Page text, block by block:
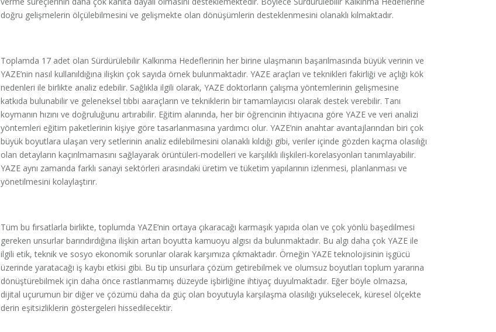
doğru gelişmelerin ölçülebilmesini ve gelişmekte olan dönüşümlerin desteklenmesini olanaklı kılmaktadır.
Toplamda 17 adet olan Sürdürülebilir Kalkınma Hedeflerinin her birine ulaşmanın başarılmasında büyük verinin ve
YAZE’nin nasıl kullanıldığına ilişkin çok sayıda örnek bulunmaktadır. YAZE araçları ve teknikleri fakirliği ve açlığı kök
nedenleri ile birlikte analiz edebilir. Sağlıkla ilgili olarak, YAZE doktorların çalışma yöntemlerinin gelişmesine
katkıda bulunabilir ve geleneksel tıbbi aaraçların ve tekniklerin bir tamamlayıcısı olarak destek verebilir. Tanı
koymanın hızını ve doğruluğunu artırabilir. Eğitim alanında, her bir öğrencinin ihtiyacına göre YAZE ve veri analizi
yöntemleri eğitim paketlerinin kişiye göre tasarlanmasına yardımcı olur. YAZE’nin anahtar avantajlarından biri çok
büyük boyutlara ulaşan very setlerinin analiz edilebilmesini olanaklı kıldığı gibi, veriler içinde gözden kaçma olasılığı
olan detayların kaçırılmamasını sağlayarak örüntüleri-modelleri ve karşılıklı ilişkileri-korelasyonları tanımlayabilir.
YAZE aynı zamanda farklı sanayi sektörleri arasındaki üretim ve tüketim yapılarının izlenmesi, planlanması ve
yönetilmesini kolaylaştırır.
Tüm bu fırsatlarla birlikte, toplumda YAZE’nin ortaya çıkaracağı karmaşık yapıda olan ve çok yönlü başedilmesi
gereken unsurlar barındırdığına ilişkin artan boyutta kamuoyu algısı da bulunmaktadır. Bu algı daha çok YAZE ile
ilgili etik, teknik ve sosyo ekonomik sorunlar olarak karşımıza çıkmaktadır. Örneğin YAZE teknolojisinin işgücü
üzerinde yaratacağı iş kaybı etkisi gibi. Bu tip unsurlara çözüm getirebilmek ve olumsuz boyutları toplum yararına
dönüştürebilmek için daha önce rastlanmamış düzeyde işbirliğine ihtiyaç duyulmaktadır. Eğer böyle olmazsa,
dijital uçurumun bir diğer ve çözümü daha da güç olan boyutuyla karşılaşma olasılığı yükselecek, küresel ölçekte
derin eşitsizliklerin göstergeleri hissedilecektir.